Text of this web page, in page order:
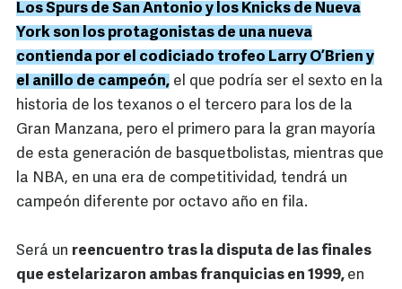
Los Spurs de San Antonio y los Knicks de Nueva
York son los protagonistas de una nueva
contienda por el codiciado trofeo Larry O’Brien y
el anillo de campeón, el que podría ser el sexto en la
historia de los texanos o el tercero para los de la
Gran Manzana, pero el primero para la gran mayoría
de esta generación de basquetbolistas, mientras que
la NBA, en una era de competitividad, tendrá un
campeón diferente por octavo año en fila.
Será un reencuentro tras la disputa de las finales
que estelarizaron ambas franquicias en 1999, en